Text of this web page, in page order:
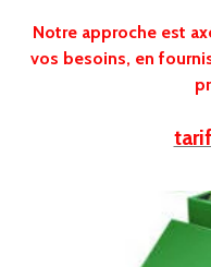
Notre approche est
vos besoins, en